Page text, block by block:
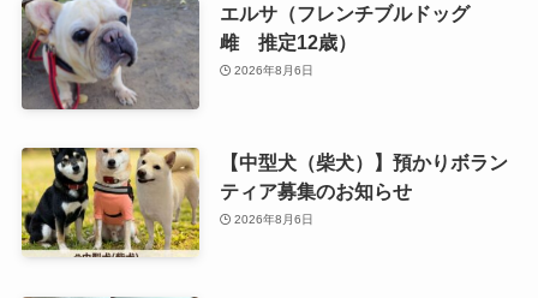
エルサ（フレンチブルドッグ
雌 推定12歳）
2026年8月6日
【中型犬（柴犬）】預かりボラン
ティア募集のお知らせ
2026年8月6日